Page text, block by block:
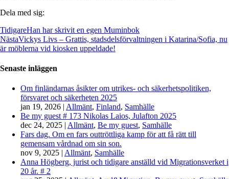
Dela med sig:
TidigareHan har skrivit en egen Muminbok
NästaVickys Livs – Grattis, stadsdelsförvaltningen i Katarina/Sofia, nu
är möblerna vid kiosken uppeldade!
Senaste inläggen
Om finländarnas åsikter om utrikes- och säkerhetspolitiken,
försvaret och säkerheten 2025
jan 19, 2026 | Allmänt, Finland, Samhälle
Be my guest # 173 Nikolas Laios, Julafton 2025
dec 24, 2025 | Allmänt, Be my guest, Samhälle
Fars dag. Om en fars outtröttliga kamp för att få rätt till
gemensam vårdnad om sin son.
nov 9, 2025 | Allmänt, Samhälle
Anna Högberg, jurist och tidigare anställd vid Migrationsverket i
20 år. # 2